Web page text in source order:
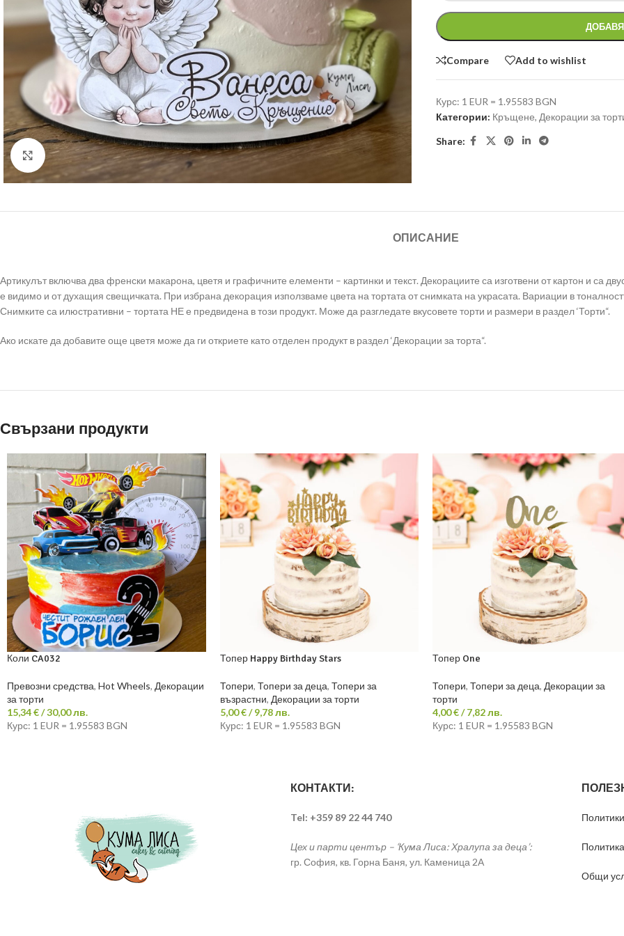
Click to enlarge
Compare Add to wishlist
Курс: 1 EUR = 1.95583 BGN
Категории: Кръщене, Декорации за
Share:
ОПИСАНИЕ
Артикулът включва два френски макарона, цветя и графичните елементи – картинки и текст. Декорациите са изготвени от картон и са
е видимо и от духащия свещичката. При избрана декорация използваме цвета на тортата от снимката на украсата. Вариации в
Снимките са илюстративни – тортата НЕ е предвидена в този продукт. Може да разгледате вкусовете торти и размери в раздел ‘Торти“.
Ако искате да добавите още цветя може да ги откриете като отделен продукт в раздел ‘Декорации за торта“.
Свързани продукти
Коли CA032
Превозни средства, Hot Wheels, Декорации
за торти
15,34€/ 30,00 лв.
Курс: 1 EUR = 1.95583 BGN
Топер Happy Birthday Stars
Топери, Топери за деца, Топери за
възрастни, Декорации за торти
5,00€/ 9,78 лв.
Курс: 1 EUR = 1.95583 BGN
Топер One
Топери, Топери за деца, Декорации за
торти
4,00€/ 7,82 лв.
Курс: 1 EUR = 1.95583 BGN
КОНТАКТИ:
Tel: +359 89 22 44 740
Цех и парти център – ‘Кума Лиса: Хралупа за деца’:
гр. София, кв. Горна Баня, ул. Каменица 2А
Общи